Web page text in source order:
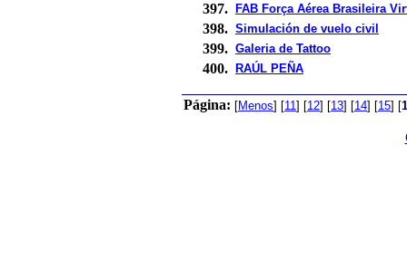
397. FAB Força Aérea Brasileira
398. Simulación de vuelo civil
399. Galeria de Tattoo
400. RAÚL PEÑA
Página: [Menos] [11] [12] [13] [14] [15] [